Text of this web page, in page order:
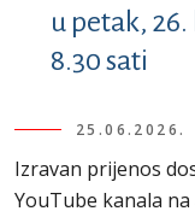
u petak,
8.30 sati
25.06.2026.
Izravan prijenos
YouTube kanala na